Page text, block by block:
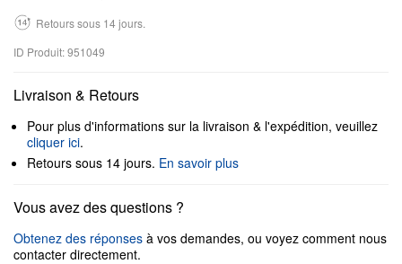
Retours sous 14 jours.
ID Produit: 951049
Livraison & Retours
Pour plus d'informations sur la livraison & l'expédition, veuillez
cliquer ici.
Retours sous 14 jours. En savoir plus
Vous avez des questions ?
Obtenez des réponses à vos demandes, ou voyez comment nous
contacter directement.